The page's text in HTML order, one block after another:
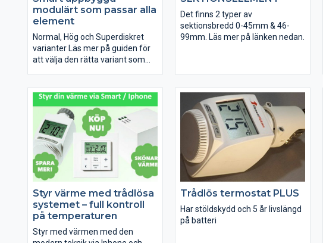
modulärt som passar alla
element
Normal, Hög och Superdiskret
varianter Läs mer på guiden för
att välja den rätta variant som
Det finns 2 typer av
sektionsbredd 0-45mm & 46-
99mm. Läs mer på länken nedan.
Styr värme med trådlösa
systemet – full kontroll
på temperaturen
Styr med värmen med den
Trådlös termostat PLUS
Har stöldskydd och 5 år livslängd
på batteri